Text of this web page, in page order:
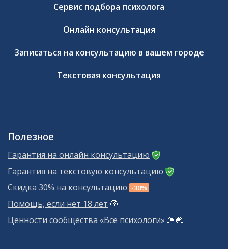
Сервис подбора психолога
Онлайн консультация
Записаться на консультацию в вашем городе
Текстовая консультация
Полезное
Гарантия на онлайн консультацию
Гарантия на текстовую консультацию
Скидка 30% на консультацию -30%
Помощь, если нет 18 лет 🔞
Ценности сообщества «Все психологи» 🫱‍🫲